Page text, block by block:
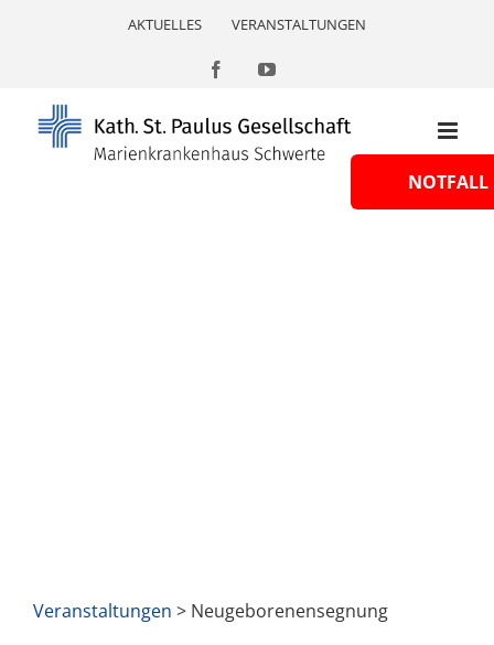
AKTUELLES VERANSTALTUNGEN
FacebookYouTube
Veranstaltungen > Neugeborenensegnung
NOTFALL